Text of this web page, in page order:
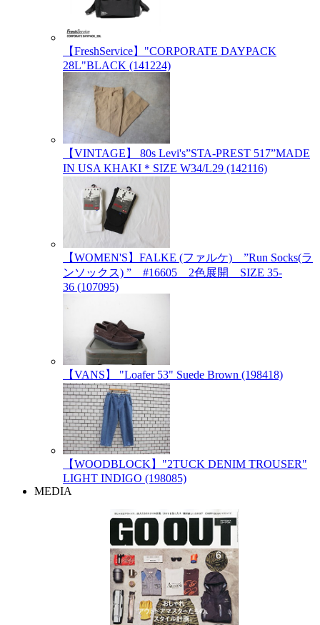
【FreshService】"CORPORATE DAYPACK
28L"BLACK (141224)
【VINTAGE】 80s Levi's”STA-PREST 517”MADE
IN USA KHAKI＊SIZE W34/L29 (142116)
【WOMEN'S】FALKE (ファルケ) ”Run Socks(ラ
ンソックス) ” #16605 2色展開 SIZE 35-
36 (107095)
【VANS】 "Loafer 53" Suede Brown (198418)
【WOODBLOCK】"2TUCK DENIM TROUSER"
LIGHT INDIGO (198085)
MEDIA